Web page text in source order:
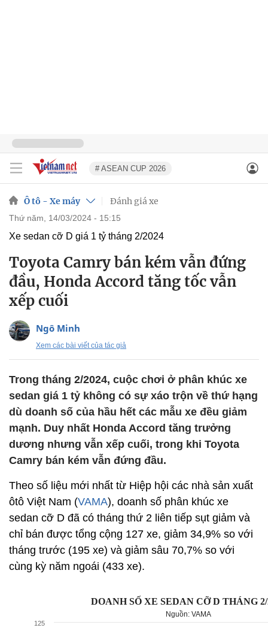
# ASEAN CUP 2026
Ô tô - Xe máy Đánh giá xe
thứ năm, 14/03/2024 - 15:15
Xe sedan cỡ D giá 1 tỷ tháng 2/2024
Toyota Camry bán kém vẫn đứng
đầu, Honda Accord tăng tốc vẫn
xếp cuối
Ngô Minh
Xem các bài viết của tác giả
Trong tháng 2/2024, cuộc chơi ở phân khúc xe
sedan giá 1 tỷ không có sự xáo trộn về thứ hạng
dù doanh số của hầu hết các mẫu xe đều giảm
mạnh. Duy nhất Honda Accord tăng trưởng
dương nhưng vẫn xếp cuối, trong khi Toyota
Camry bán kém vẫn đứng đầu.
Theo số liệu mới nhất từ Hiệp hội các nhà sản xuất
ôtô Việt Nam (VAMA), doanh số phân khúc xe
sedan cỡ D đã có tháng thứ 2 liên tiếp sụt giảm và
chỉ bán được tổng cộng 127 xe, giảm 34,9% so với
tháng trước (195 xe) và giảm sâu 70,7% so với
cùng kỳ năm ngoái (433 xe).